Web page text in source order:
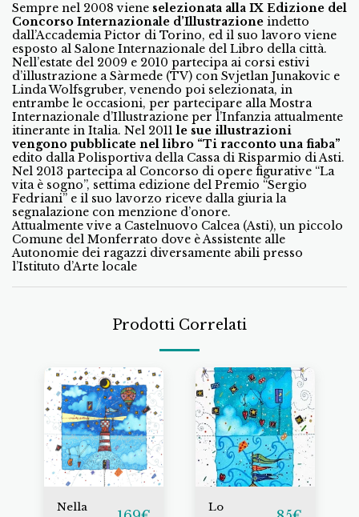
Sempre nel 2008 viene selezionata alla IX Edizione del
Concorso Internazionale d’Illustrazione indetto
dall’Accademia Pictor di Torino, ed il suo lavoro viene
esposto al Salone Internazionale del Libro della città.
Nell’estate del 2009 e 2010 partecipa ai corsi estivi
d’illustrazione a Sàrmede (TV) con Svjetlan Junakovic e
Linda Wolfsgruber, venendo poi selezionata, in
entrambe le occasioni, per partecipare alla Mostra
Internazionale d’Illustrazione per l’Infanzia attualmente
itinerante in Italia. Nel 2011le sue illustrazioni
vengono pubblicate nel libro “Ti racconto una fiaba”
edito dalla Polisportiva della Cassa di Risparmio di Asti.
Nel 2013 partecipa al Concorso di opere figurative “La
vita è sogno”, settima edizione del Premio “Sergio
Fedriani” e il suo lavorzo riceve dalla giuria la
segnalazione con menzione d’onore.
Attualmente vive a Castelnuovo Calcea (Asti), un piccolo
Comune del Monferrato dove è Assistente alle
Autonomie dei ragazzi diversamente abili presso
l’Istituto d’Arte locale
Prodotti Correlati
Nella
Lo